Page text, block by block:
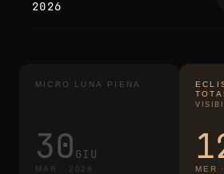
2026
MICRO LUNA PIENA
30 GIU
MAR · 2026 MER ·